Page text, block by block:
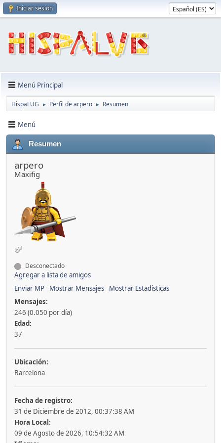
Iniciar sesión
Menú Principal
HispaLUG ► Perfil de arpero ► Resumen
Menú
Resumen
arpero
Maxifig
Desconectado
Agregar a lista de amigos
Enviar MP
Mostrar Mensajes
Mostrar Estadísticas
Mensajes:
246 (0.050 por día)
Edad:
37
Ubicación:
Barcelona
Fecha de registro:
31 de Diciembre de 2012, 00:37:38 AM
Hora Local:
09 de Agosto de 2026, 10:54:32 AM